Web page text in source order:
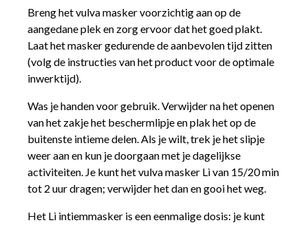
Breng het vulva masker voorzichtig aan op de
aangedane plek en zorg ervoor dat het goed plakt.
Laat het masker gedurende de aanbevolen tijd zitten
(volg de instructies van het product voor de optimale
inwerktijd).
Was je handen voor gebruik. Verwijder na het openen
van het zakje het beschermlipje en plak het op de
buitenste intieme delen. Als je wilt, trek je het slipje
weer aan en kun je doorgaan met je dagelijkse
activiteiten. Je kunt het vulva masker Lì van 15/20 min
tot 2 uur dragen; verwijder het dan en gooi het weg.
Het Lì intiemmasker is een eenmalige dosis: je kunt